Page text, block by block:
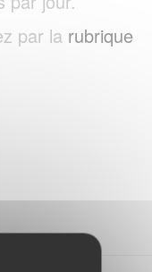
par la rubrique